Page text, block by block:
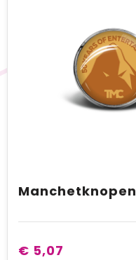
Manchetknopen
€ 5,07